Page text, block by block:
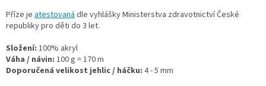
Příze je atestovaná dle vyhlášky Ministerstva zdravotnictví České
republiky pro děti do 3 let.
Složení: 100% akryl
Váha / návin: 100 g = 170 m
Doporučená velikost jehlic / háčku: 4 - 5 mm